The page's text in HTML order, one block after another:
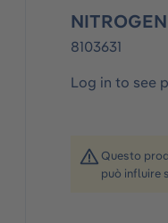
8103631
Log in to see
Questo
può influire